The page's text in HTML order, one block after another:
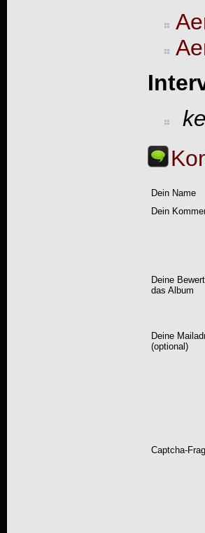
Dein Name
Dein
Deine
das Album
Deine
(optional)
Captcha-